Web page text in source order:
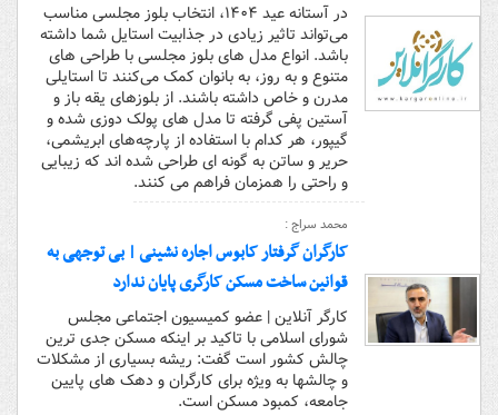
در آستانه عید ۱۴۰۴، انتخاب بلوز مجلسی مناسب
می‌تواند تاثیر زیادی در جذابیت استایل شما داشته
باشد. انواع مدل های بلوز مجلسی با طراحی‌ های
متنوع و به‌ روز، به بانوان کمک می‌کنند تا استایلی
مدرن و خاص داشته باشند. از بلوزهای یقه باز و
آستین پفی گرفته تا مدل‌ های پولک‌ دوزی شده و
گیپور، هر کدام با استفاده از پارچه‌های ابریشمی،
حریر و ساتن به‌ گونه‌ ای طراحی شده‌ اند که زیبایی
و راحتی را همزمان فراهم می‌ کنند.
محمد سراج :
کارگران گرفتار کابوس اجاره نشینی | بی توجهی به
قوانین ساخت مسکن کارگری پایان ندارد
کارگر آنلاین | عضو کمیسیون اجتماعی مجلس
شورای اسلامی با تاکید بر اینکه مسکن جدی ترین
چالش کشور است گفت: ریشه بسیاری از مشکلات
و چالشها به ویژه برای کارگران و دهک های پایین
جامعه، کمبود مسکن است.